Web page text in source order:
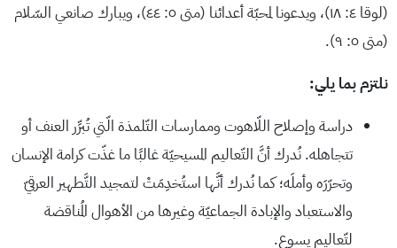
(لوقا ٤: ١٨)، ويدعونا لمحبّة أعدائنا (متى ٥: ٤٤)، ويبارك صانعي السّلام
(متى ٥: ٩).
نلتزم بما يلي:
دراسة وإصلاح اللّاهوت وممارسات التّلمذة الّتي تُبرِّر العنف أو
تتجاهله. نُدرك أنَّ التّعاليم المسيحيّة غالبًا ما غذّت كرامة الإنسان
وتحرّرَه وأملَه؛ كما نُدرك أنَّها استُخدِمَتْ لتمجيد التَّطهير العرقيّ
والاستعباد والإبادة الجماعيّة وغيرها من الأهوال المُناقضة
لتّعاليم يسوع.